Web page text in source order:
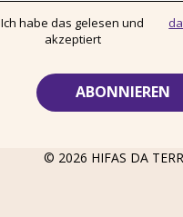
Ich habe das gelesen und
akzeptiert
© 2026 HIFAS DA